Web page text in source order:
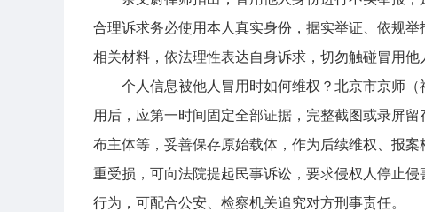
合理诉求务必使用本人真实身份，据实举证、依规
相关材料，依法理性表达自身诉求，切勿触碰冒用他
个人信息被他人冒用时如何维权？北京市京师
用后，应第一时间固定全部证据，完整截图或录屏
布主体等，妥善保存原始载体，作为后续维权、报
重受损，可向法院提起民事诉讼，要求侵权人停止
行为，可配合公安、检察机关追究对方刑事责任。